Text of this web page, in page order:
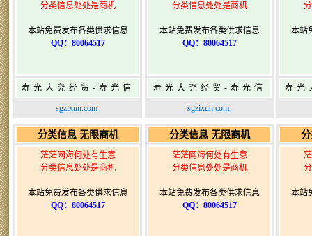
分类信息处处是商机
本站免费发布各类供求信息
QQ：80064517
寿光大尧经贸-寿光信
息网-免费信息发布网-
sgzixun.com
分类信息处处是商机
本站免费发布各类供求信息
QQ：80064517
寿光大尧经贸-寿光信
息网-免费信息发布网-
sgzixun.com
本站
寿光
分类信息 无限商机
茫茫网海何处有生意
分类信息处处是商机
本站免费发布各类供求信息
QQ：80064517
分类信息 无限商机
茫茫网海何处有生意
分类信息处处是商机
本站免费发布各类供求信息
QQ：80064517
本站